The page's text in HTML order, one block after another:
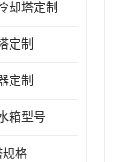
却塔定制
定制
定制
箱型号
规格